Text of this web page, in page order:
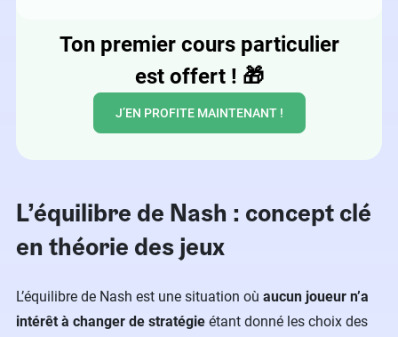
Ton premier cours particulier
est offert ! 🎁
J’EN PROFITE MAINTENANT !
L’équilibre de Nash : concept clé
en théorie des jeux
L’équilibre de Nash est une situation où aucun joueur n’a
intérêt à changer de stratégie étant donné les choix des